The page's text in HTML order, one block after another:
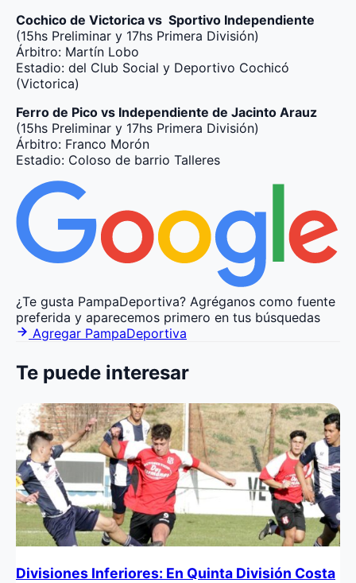
Cochico de Victorica vs Sportivo Independiente
(15hs Preliminar y 17hs Primera División)
Árbitro: Martín Lobo
Estadio: del Club Social y Deportivo Cochicó
(Victorica)
Ferro de Pico vs Independiente de Jacinto Arauz
(15hs Preliminar y 17hs Primera División)
Árbitro: Franco Morón
Estadio: Coloso de barrio Talleres
¿Te gusta PampaDeportiva? Agréganos como fuente
preferida y aparecemos primero en tus búsquedas
Agregar PampaDeportiva
Te puede interesar
Divisiones Inferiores: En Quinta División Costa